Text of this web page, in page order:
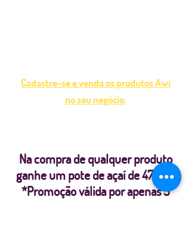
Cadastre-se e venda os produtos Awí
no seu negócio.
Na compra de qualquer produto
ganhe um pote de açaí de 473ml.
*Promoção válida por apenas 3